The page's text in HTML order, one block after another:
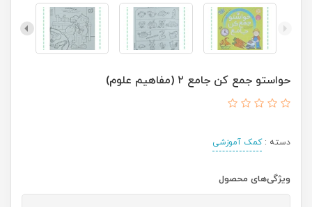
حواستو جمع کن جامع ۲ (مفاهیم علوم)
دسته :کمک آموزشی
ویژگی‌های محصول